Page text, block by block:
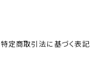
特定商取引法に基づく表記